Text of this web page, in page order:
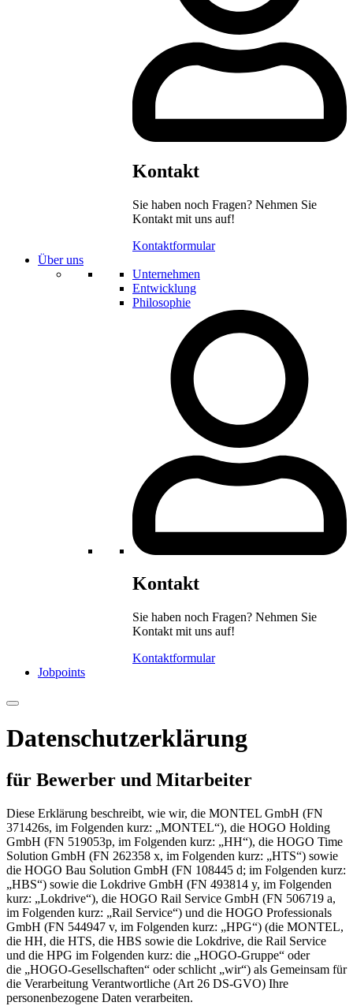
Kontakt
Sie haben noch Fragen? Nehmen Sie
Kontakt mit uns auf!
Kontaktformular
Über uns
Unternehmen
Entwicklung
Philosophie
Kontakt
Sie haben noch Fragen? Nehmen Sie
Kontakt mit uns auf!
Kontaktformular
Jobpoints
Datenschutzerklärung
für Bewerber und Mitarbeiter
Diese Erklärung beschreibt, wie wir, die MONTEL GmbH (FN
371426s, im Folgenden kurz: „MONTEL“), die HOGO Holding
GmbH (FN 519053p, im Folgenden kurz: „HH“), die HOGO Time
Solution GmbH (FN 262358 x, im Folgenden kurz: „HTS“) sowie
die HOGO Bau Solution GmbH (FN 108445 d; im Folgenden kurz:
„HBS“) sowie die Lokdrive GmbH (FN 493814 y, im Folgenden
kurz: „Lokdrive“), die HOGO Rail Service GmbH (FN 506719 a,
im Folgenden kurz: „Rail Service“) und die HOGO Professionals
GmbH (FN 544947 v, im Folgenden kurz: „HPG“) (die MONTEL,
die HH, die HTS, die HBS sowie die Lokdrive, die Rail Service
und die HPG im Folgenden kurz: die „HOGO-Gruppe“ oder
die „HOGO-Gesellschaften“ oder schlicht „wir“) als Gemeinsam für
die Verarbeitung Verantwortliche (Art 26 DS-GVO) Ihre
personenbezogene Daten verarbeiten.